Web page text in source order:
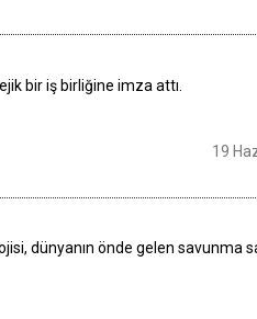
bir iş birliğine imza attı.
19
dünyanın önde gelen savunma